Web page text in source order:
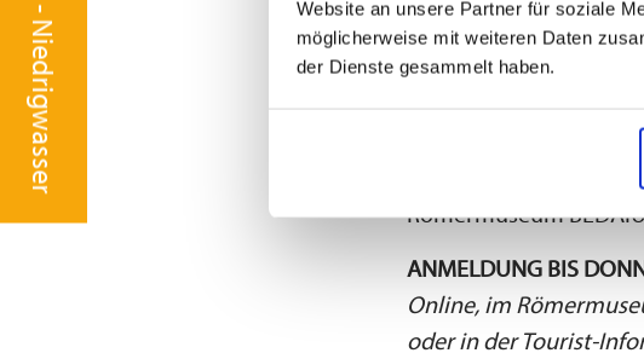
Website an unsere Partner für soziale
möglicherweise mit weiteren Daten
der Dienste gesammelt haben.
Bedaium, Römerstr. 3,
Weitere Infos:Für
geeignet.Die
Eltern oder der
einem Erwachsenen
Römermuseum
ANMELDUNG BIS
Online, im
oder in der Tourist-